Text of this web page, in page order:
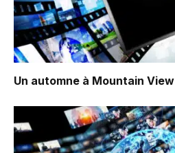
Un automne à Mountain View